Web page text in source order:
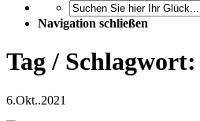
Navigation schließen
Tag /
6.Okt..2021